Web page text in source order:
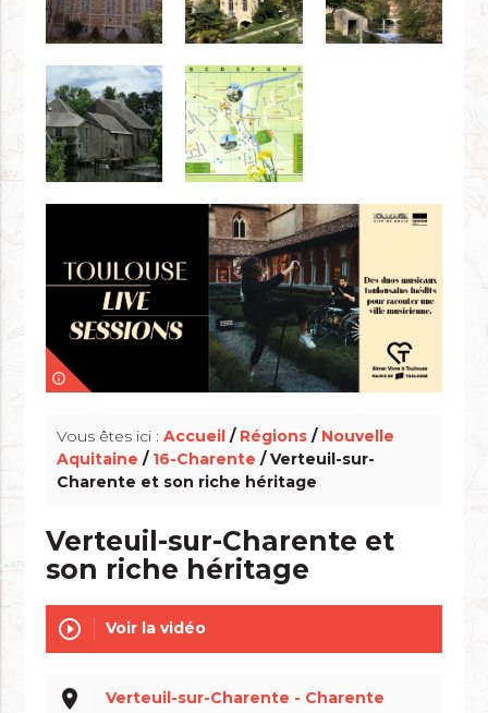
info_outline
Vous êtes ici :Accueil / Régions / Nouvelle
Aquitaine / 16-Charente / Verteuil-sur-
Charente et son riche héritage
Verteuil-sur-Charente et
son riche héritage
play_circle_outline Voir la vidéo
place Verteuil-sur-Charente - Charente